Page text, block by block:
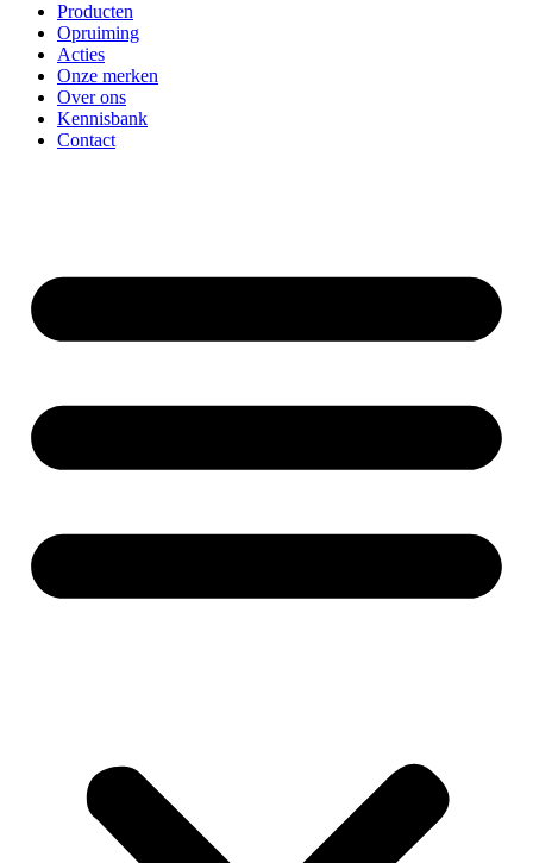
Producten
Opruiming
Acties
Onze merken
Over ons
Kennisbank
Contact